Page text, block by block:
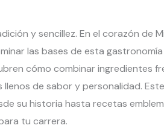
y sencillez. En el corazón de
las bases de esta gastronomía
cómo combinar ingredientes
de sabor y personalidad.
su historia hasta recetas
tu carrera.